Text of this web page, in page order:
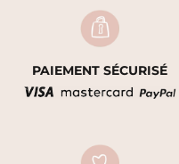
PAIEMENT SÉCURISÉ